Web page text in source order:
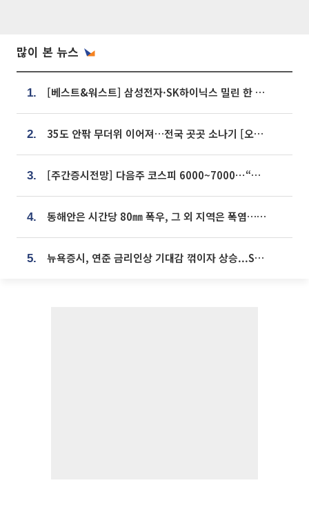
많이 본 뉴스
1. [베스트&워스트] 삼성전자·SK하이닉스 밀린 한 주…상상인증권은 85% 급등
2. 35도 안팎 무더위 이어져…전국 곳곳 소나기 [오늘 날씨]
3. [주간증시전망] 다음주 코스피 6000~7000⋯“外人 수급은 정책이 변수”
4. 동해안은 시간당 80㎜ 폭우, 그 외 지역은 폭염…‘극과 극 날씨’
5. 뉴욕증시, 연준 금리인상 기대감 꺾이자 상승...S&P500 사상 최고치 [종합]